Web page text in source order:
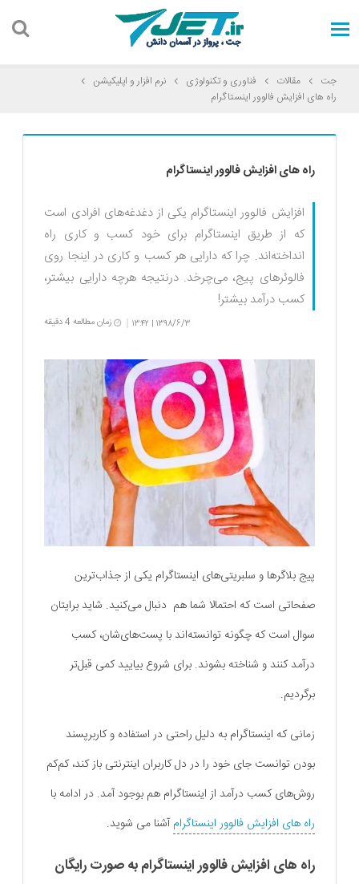
جت مقالات فناوری و تکنولوژی
نرم افزار و اپلیکیشن
راه های افزایش فالوور اینستاگرام
راه های افزایش فالوور اینستاگرام
افزایش فالوور اینستاگرام یکی از دغدغه‌های افرادی است
که از طریق اینستاگرام برای خود کسب و کاری راه
انداخته‌اند. چرا که دارایی هر کسب و کاری در اینجا روی
فالوئرهای پیج، می‌چرخد. درنتیجه هرچه دارایی بیشتر،
کسب درآمد بیشتر!
| زمان مطالعه 4 دقیقه
پیج بلاگرها و سلبریتی‌های اینستاگرام یکی از جذاب‌ترین
صفحاتی است که احتمالا شما هم دنبال می‌کنید. شاید برایتان
سوال است که چگونه توانسته‌اند با پست‌های‌شان، کسب
درآمد کنند و شناخته بشوند. برای شروع بیایید کمی قبل‌تر
برگردیم.
زمانی که اینستاگرام به دلیل راحتی در استفاده و کاربرپسند
بودن توانست جای خود را در دل کاربران اینترنتی باز کند، کم‌کم
روش‌های کسب درآمد از اینستاگرام هم بوجود آمد. در ادامه با
راه های افزایش فالوور اینستاگرامآشنا می شوید.
راه های افزایش فالوور اینستاگرام به صورت رایگان